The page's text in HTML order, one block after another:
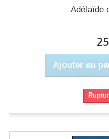
Adélaïde
Ajouter au